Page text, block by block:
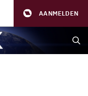
AANMELDEN